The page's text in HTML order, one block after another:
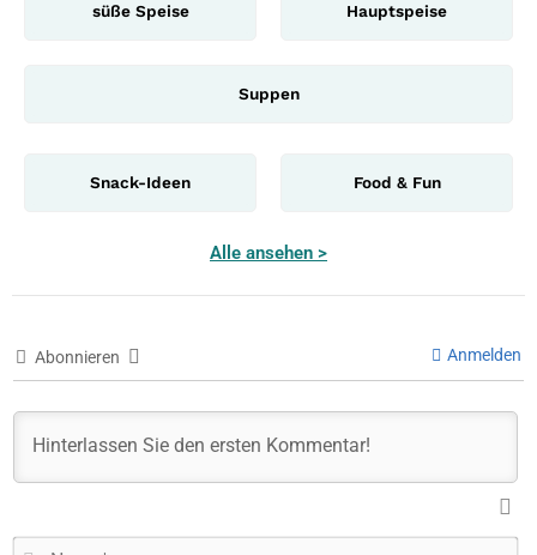
süße Speise Hauptspeise
Suppen
Snack-Ideen Food & Fun
Alle ansehen >
Abonnieren Anmelden